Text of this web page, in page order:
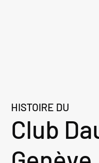
HISTOIRE DU
Club